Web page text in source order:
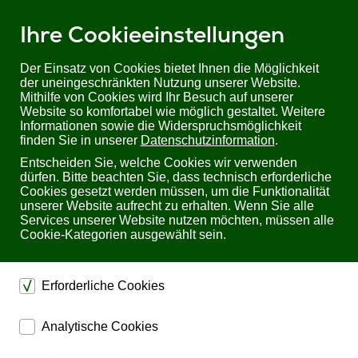
Ihre Cookieeinstellungen
Der Einsatz von Cookies bietet Ihnen die Möglichkeit
der uneingeschränkten Nutzung unserer Website.
Mithilfe von Cookies wird Ihr Besuch auf unserer
Website so komfortabel wie möglich gestaltet. Weitere
Informationen sowie die Widerspruchsmöglichkeit
finden Sie in unserer Datenschutzinformation.
Entscheiden Sie, welche Cookies wir verwenden
dürfen. Bitte beachten Sie, dass technisch erforderliche
Cookies gesetzt werden müssen, um die Funktionalität
unserer Website aufrecht zu erhalten. Wenn Sie alle
Services unserer Website nutzen möchten, müssen alle
Cookie-Kategorien ausgewählt sein.
Erforderliche Cookies
dienen dem technischen einwandfreien Betrieb unserer
Website.
Analytische Cookies
Sie befinden sich hier:Startseite Produkte Überwachung
IP Thermometer von GUDE